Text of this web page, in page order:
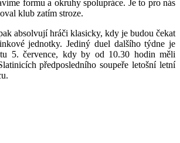
formu a okruhy spolupráce. Je to pro nás
klub zatím stroze.
absolvují hráči klasicky, kdy je budou čekat
jednotky. Jediný duel dalšího týdne je
5. července, kdy by od 10.30 hodin měli
předposledního soupeře letošní letní